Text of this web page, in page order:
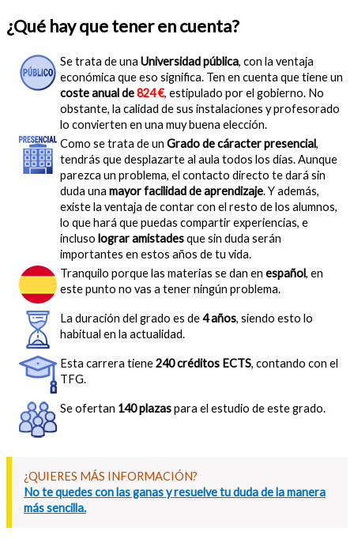
¿Qué hay que tener en cuenta?
Se trata de una Universidad pública, con la ventaja
económica que eso significa. Ten en cuenta que tiene un
coste anual de824 €, estipulado por el gobierno. No
obstante, la calidad de sus instalaciones y profesorado
lo convierten en una muy buena elección.
Como se trata de un Grado de cáracter presencial,
tendrás que desplazarte al aula todos los días. Aunque
parezca un problema, el contacto directo te dará sin
duda una mayor facilidad de aprendizaje. Y además,
existe la ventaja de contar con el resto de los alumnos,
lo que hará que puedas compartir experiencias, e
incluso lograr amistadesque sin duda serán
importantes en estos años de tu vida.
Tranquilo porque las materias se dan en español, en
este punto no vas a tener ningún problema.
La duración del grado es de4 años, siendo esto lo
habitual en la actualidad.
Esta carrera tiene240 créditos ECTS, contando con el
TFG.
Se ofertan 140 plazaspara el estudio de este grado.
¿QUIERES MÁS INFORMACIÓN?
No te quedes con las ganas y resuelve tu duda de la manera
más sencilla.